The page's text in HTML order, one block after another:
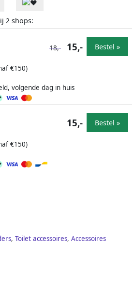
2 shops:
€150)
volgende dag in huis
18,- 15,- Bestel »
€150)
15,- Bestel »
, Toilet accessoires, Accessoires